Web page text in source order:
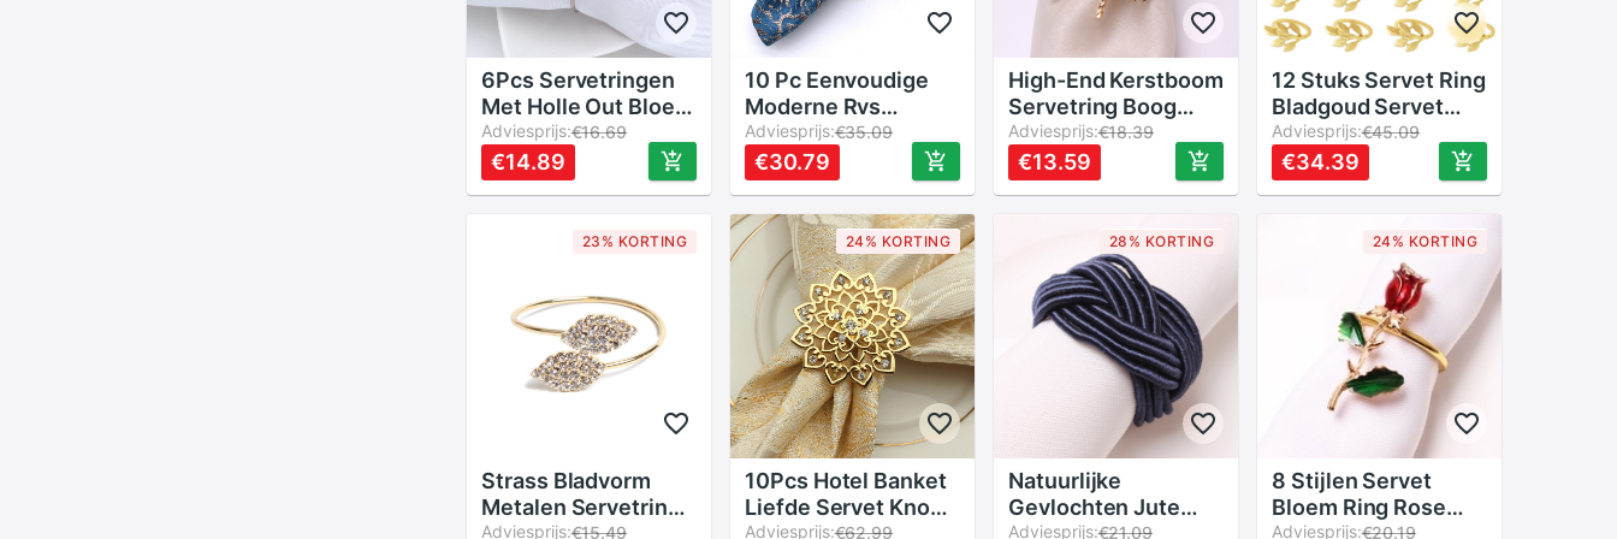
6Pcs Servetringen
Met Holle Out Bloem
Voor Bruiloft Diner
Verjaardagen
Familiebijeenkomsten
Adviesprijs:€16.69
€14.89
10 Pc Eenvoudige
Moderne Rvs
Servetring Model
Kamer Servet Gesp
Doek Ring
Adviesprijs:€35.09
€30.79
High-End Kerstboom
Servetring Boog
Bloem Krans Mond
Ring Hotel Sample
Room Set Tafel
Adviesprijs:€18.39
€13.59
12 Stuks Servet Ring
Bladgoud Servet
Gesp Voor Bruiloft
Diner Verjaardagen
Familiebijeenkomsten
Adviesprijs:€45.09
€34.39
23% KORTING
Strass Bladvorm
Metalen Servetring
Voor Thuis Bruiloft
Adviesprijs:€15.49
24% KORTING
10Pcs Hotel Banket
Liefde Servet Knop
Bloem Servet Ring
Adviesprijs:€62.99
28% KORTING
Natuurlijke
Gevlochten Jute
Servet Ring Touw
Adviesprijs:€21.09
24% KORTING
8 Stijlen Servet
Bloem Ring Rose
Valentijnsdag Blad
Adviesprijs:€20.19